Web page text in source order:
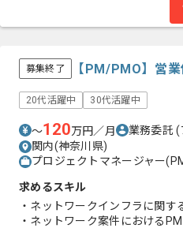
募集終了 【PM/PMO】営
20代活躍中 30代活躍中
〜120万円／月 業務委託(
関内(神奈川県)
プロジェクトマネージャー
求めるスキル
・ネットワークインフラに関す
・ネットワーク案件における